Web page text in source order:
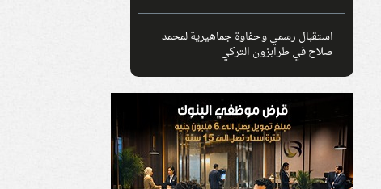
استقبال رسمي وحفاوة جماهيرية لمحمد
صلاح في طرابزون التركي